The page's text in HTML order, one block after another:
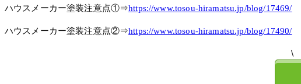
ハウスメーカー塗装注意点①⇒https://www.tosou-hiramatsu.jp/blog/17469/
ハウスメーカー塗装注意点②⇒https://www.tosou-hiramatsu.jp/blog/17490/